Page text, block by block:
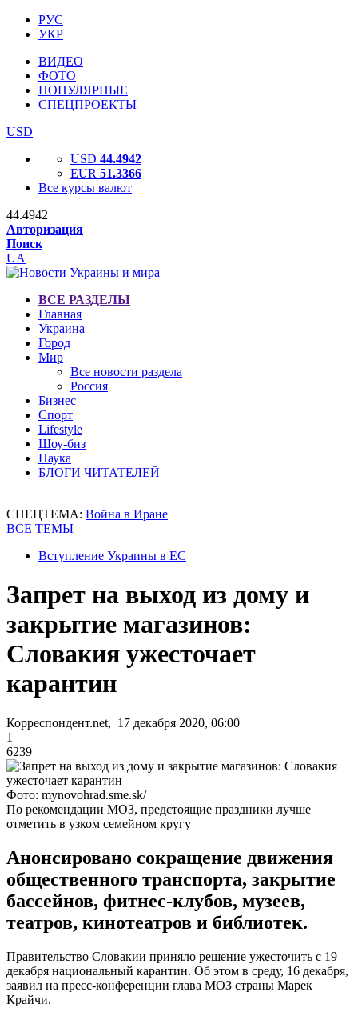
РУС
УКР
ВИДЕО
ФОТО
ПОПУЛЯРНЫЕ
СПЕЦПРОЕКТЫ
USD
USD 44.4942
EUR 51.3366
Все курсы валют
44.4942
Авторизация
Поиск
UA
ВСЕ РАЗДЕЛЫ
Главная
Украина
Город
Мир
Все новости раздела
Россия
Бизнес
Спорт
Lifestyle
Шоу-биз
Наука
БЛОГИ ЧИТАТЕЛЕЙ
СПЕЦТЕМА: Война в Иране
ВСЕ ТЕМЫ
Вступление Украины в ЕС
Запрет на выход из дому и
закрытие магазинов:
Словакия ужесточает
карантин
Корреспондент.net, 17 декабря 2020, 06:00
1
6239
Фото: mynovohrad.sme.sk/
По рекомендации МОЗ, предстоящие праздники лучше
отметить в узком семейном кругу
Анонсировано сокращение движения
общественного транспорта, закрытие
бассейнов, фитнес-клубов, музеев,
театров, кинотеатров и библиотек.
Правительство Словакии приняло решение ужесточить с 19
декабря национальный карантин. Об этом в среду, 16 декабря,
заявил на пресс-конференции глава МОЗ страны Марек
Крайчи.